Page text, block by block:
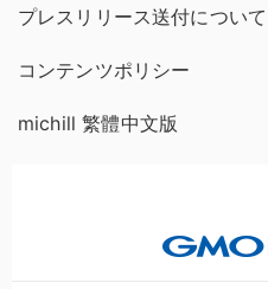
プレスリリース送付について
コンテンツポリシー
michill 繁體中文版